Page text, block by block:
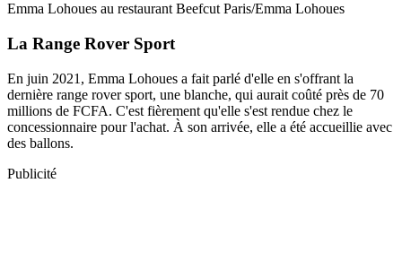
Emma Lohoues au restaurant Beefcut Paris/Emma Lohoues
La Range Rover Sport
En juin 2021, Emma Lohoues a fait parlé d'elle en s'offrant la
dernière range rover sport, une blanche, qui aurait coûté près de 70
millions de FCFA. C'est fièrement qu'elle s'est rendue chez le
concessionnaire pour l'achat. À son arrivée, elle a été accueillie avec
des ballons.
Publicité